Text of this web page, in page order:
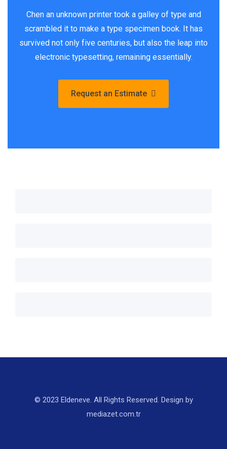
Chen an unknown printer took a galley of type and
scrambled it to make a type specimen book. It has
survived not only five centuries, but also the leap into
electronic typesetting, remaining essentially.
Request an Estimate
© 2023 Eldeneve. All Rights Reserved. Design by
mediazet.com.tr